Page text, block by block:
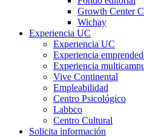
Growth Center
Wichay
Experiencia UC
Experiencia UC
Experiencia
Experiencia
Vive Continental
Empleabilidad
Centro Psicológico
Labbco
Centro Cultural
Solicita información